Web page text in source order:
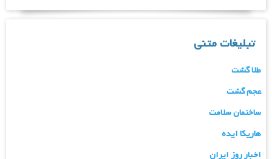
تبلیغات متنی
طلا گشت
عجم گشت
ساختمان سلامت
هاریکا ایده
اخبار روز ایران